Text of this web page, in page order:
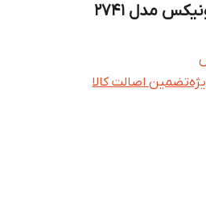
مدل 2741
تضمین اصالت کالا